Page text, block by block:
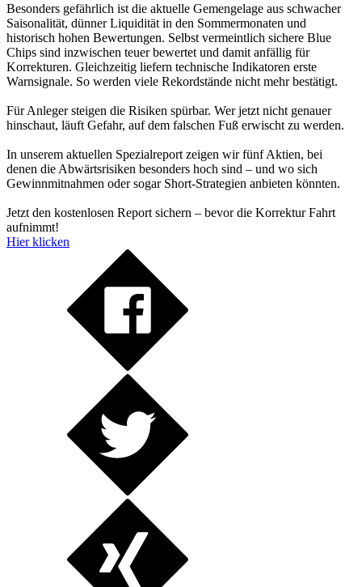
Besonders gefährlich ist die aktuelle Gemengelage aus schwacher
Saisonalität, dünner Liquidität in den Sommermonaten und
historisch hohen Bewertungen. Selbst vermeintlich sichere Blue
Chips sind inzwischen teuer bewertet und damit anfällig für
Korrekturen. Gleichzeitig liefern technische Indikatoren erste
Warnsignale. So werden viele Rekordstände nicht mehr bestätigt.
Für Anleger steigen die Risiken spürbar. Wer jetzt nicht genauer
hinschaut, läuft Gefahr, auf dem falschen Fuß erwischt zu werden.
In unserem aktuellen Spezialreport zeigen wir fünf Aktien, bei
denen die Abwärtsrisiken besonders hoch sind – und wo sich
Gewinnmitnahmen oder sogar Short-Strategien anbieten könnten.
Jetzt den kostenlosen Report sichern – bevor die Korrektur Fahrt
aufnimmt!
Hier klicken